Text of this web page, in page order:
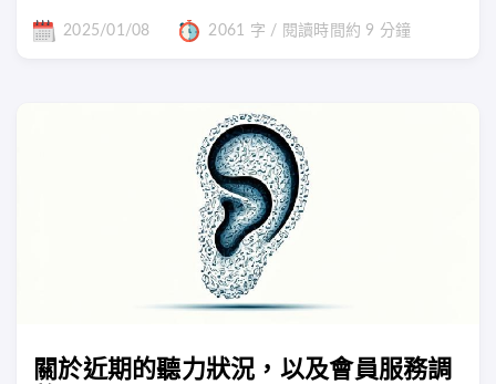
2025/01/08 2061 字 / 閱讀時間約 9 分鐘
關於近期的聽力狀況，以及會員服務調